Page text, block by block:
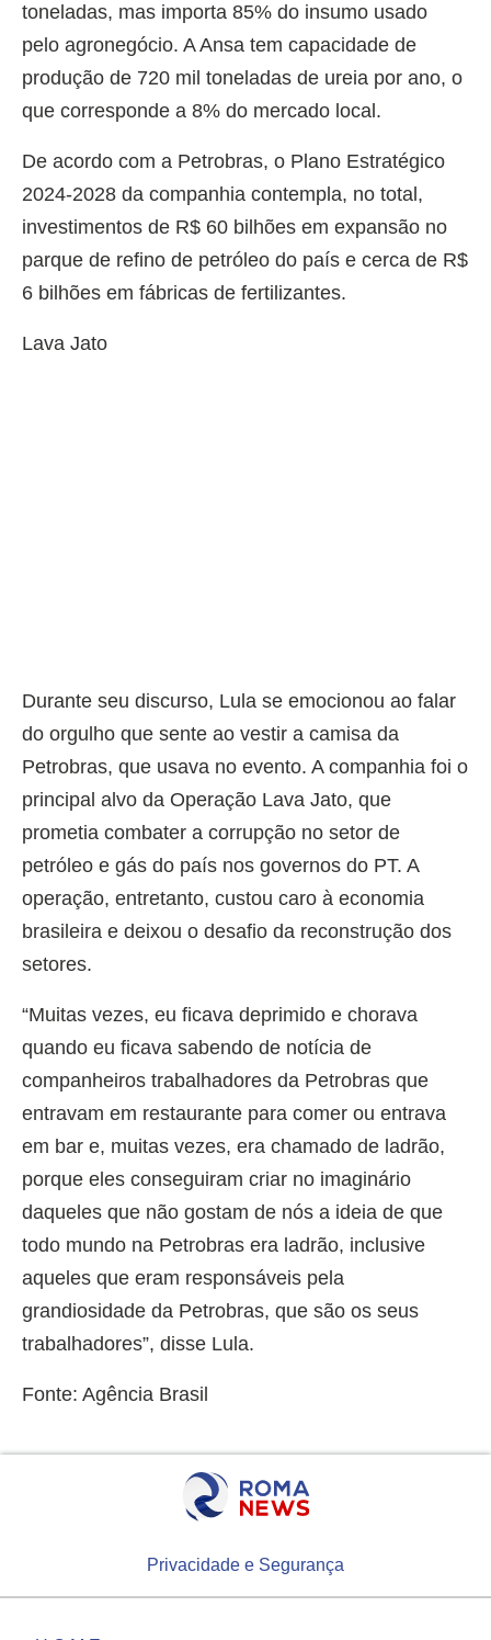
toneladas, mas importa 85% do insumo usado
pelo agronegócio. A Ansa tem capacidade de
produção de 720 mil toneladas de ureia por ano, o
que corresponde a 8% do mercado local.
De acordo com a Petrobras, o Plano Estratégico
2024-2028 da companhia contempla, no total,
investimentos de R$ 60 bilhões em expansão no
parque de refino de petróleo do país e cerca de R$
6 bilhões em fábricas de fertilizantes.
Lava Jato
Durante seu discurso, Lula se emocionou ao falar
do orgulho que sente ao vestir a camisa da
Petrobras, que usava no evento. A companhia foi o
principal alvo da Operação Lava Jato, que
prometia combater a corrupção no setor de
petróleo e gás do país nos governos do PT. A
operação, entretanto, custou caro à economia
brasileira e deixou o desafio da reconstrução dos
setores.
“Muitas vezes, eu ficava deprimido e chorava
quando eu ficava sabendo de notícia de
companheiros trabalhadores da Petrobras que
entravam em restaurante para comer ou entrava
em bar e, muitas vezes, era chamado de ladrão,
porque eles conseguiram criar no imaginário
daqueles que não gostam de nós a ideia de que
todo mundo na Petrobras era ladrão, inclusive
aqueles que eram responsáveis pela
grandiosidade da Petrobras, que são os seus
trabalhadores”, disse Lula.
Fonte: Agência Brasil
Privacidade e Segurança